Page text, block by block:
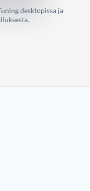
desktopissa ja